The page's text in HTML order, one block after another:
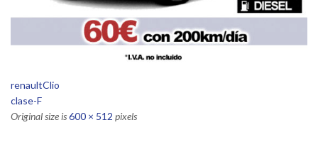
renaultClio
clase-F
Original size is600 × 512 pixels